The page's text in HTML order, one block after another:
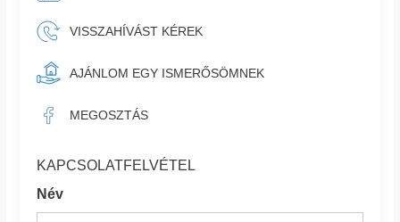
VISSZAHÍVÁST KÉREK
AJÁNLOM EGY ISMERŐSÖMNEK
MEGOSZTÁS
KAPCSOLATFELVÉTEL
Név